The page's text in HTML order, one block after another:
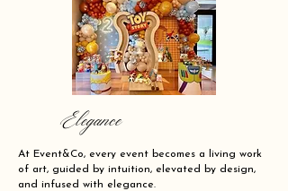
Elegance
At Event&Co, every event becomes a living work
of art, guided by intuition, elevated by design,
and infused with elegance.